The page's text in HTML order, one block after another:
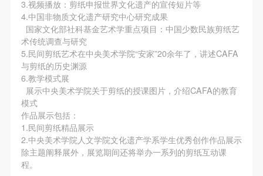
3.视频播放：剪纸申报世界文化遗产的宣传短片等
4.中国非物质文化遗产研究中心研究成果
国家文化部社科基金艺术学重点项目：中国少数民族剪纸艺
术传统调查与研究
5.民间剪纸艺术在中央美术学院“安家”20余年了，讲述CAFA
与剪纸的历史渊源
6.教学模式展
展示中央美术学院关于剪纸的授课图片，介绍CAFA的教育
模式
作品展示包括：
1.民间剪纸精品展示
2.中央美术学院人文学院文化遗产学系学生优秀创作作品展示
除主题阐释展外，展览期间还将举办一系列的剪纸互动课
程。
内○3由中央美术学院公共教育部策划或执行的一切活
动。
（2）、使用形式 用于中央美术学院图书出版、销售
附带光盘及宣传资料。
（3）、使用地域范围
适用地域范围包括国内和国外。
使用肖像的媒介限于不损害甲方肖像权的任何媒介
（如杂志、网络等）。
三、肖像权使用期限
永久使用。
内○3由中央美术学院公共教育部策划或执行的一切活
动。
（2）、使用形式 用于中央美术学院图书出版、销售
附带光盘及宣传资料。
（3）、使用地域范围
适用地域范围包括国内和国外。
使用肖像的媒介限于不损害甲方肖像权的任何媒介
（如杂志、网络等）。
三、肖像权使用期限
永久使用。
内○3由中央美术学院公共教育部策划或执行的一切活
动。
（2）、使用形式 用于中央美术学院图书出版、销售
附带光盘及宣传资料。
（3）、使用地域范围
适用地域范围包括国内和国外。
使用肖像的媒介限于不损害甲方肖像权的任何媒介
（如杂志、网络等）。
三、肖像权使用期限
永久使用。